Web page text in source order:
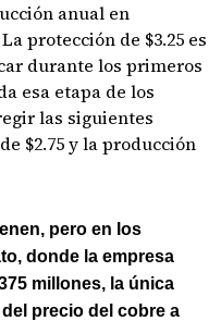
anual en
protección de $3.25 es
durante los primeros
esa etapa de los
las siguientes
$2.75 y la producción
pero en los
donde la empresa
millones, la única
precio del cobre a